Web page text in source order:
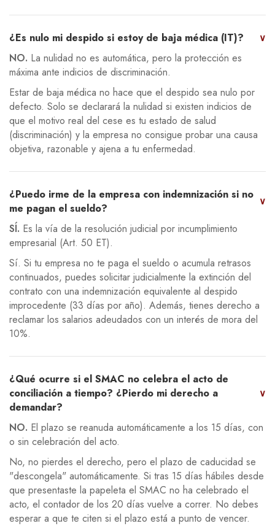
¿Es nulo mi despido si estoy de baja médica (IT)? ∨
NO. La nulidad no es automática, pero la protección es
máxima ante indicios de discriminación.
Estar de baja médica no hace que el despido sea nulo por
defecto. Solo se declarará la nulidad si existen indicios de
que el motivo real del cese es tu estado de salud
(discriminación) y la empresa no consigue probar una causa
objetiva, razonable y ajena a tu enfermedad.
¿Puedo irme de la empresa con indemnización si no
me pagan el sueldo?
∨
SÍ. Es la vía de la resolución judicial por incumplimiento
empresarial (Art. 50 ET).
Sí. Si tu empresa no te paga el sueldo o acumula retrasos
continuados, puedes solicitar judicialmente la extinción del
contrato con una indemnización equivalente al despido
improcedente (33 días por año). Además, tienes derecho a
reclamar los salarios adeudados con un interés de mora del
10%.
¿Qué ocurre si el SMAC no celebra el acto de
conciliación a tiempo? ¿Pierdo mi derecho a
demandar?
∨
NO. El plazo se reanuda automáticamente a los 15 días, con
o sin celebración del acto.
No, no pierdes el derecho, pero el plazo de caducidad se
"descongela" automáticamente. Si tras 15 días hábiles desde
que presentaste la papeleta el SMAC no ha celebrado el
acto, el contador de los 20 días vuelve a correr. No debes
esperar a que te citen si el plazo está a punto de vencer.